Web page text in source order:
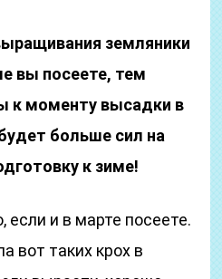
земляники
вы посеете, тем
к моменту высадки в
больше сил на
к зиме!
если и в марте посеете.
вот таких крох в